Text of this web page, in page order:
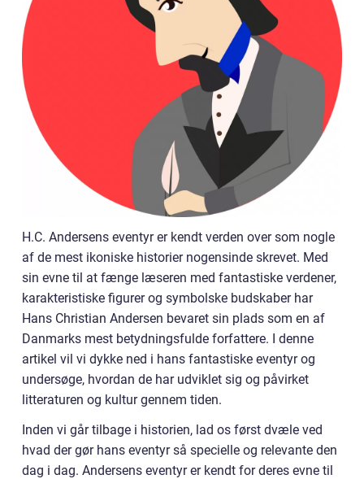
H.C. Andersens eventyr er kendt verden over som nogle
af de mest ikoniske historier nogensinde skrevet. Med
sin evne til at fænge læseren med fantastiske verdener,
karakteristiske figurer og symbolske budskaber har
Hans Christian Andersen bevaret sin plads som en af
Danmarks mest betydningsfulde forfattere. I denne
artikel vil vi dykke ned i hans fantastiske eventyr og
undersøge, hvordan de har udviklet sig og påvirket
litteraturen og kultur gennem tiden.
Inden vi går tilbage i historien, lad os først dvæle ved
hvad der gør hans eventyr så specielle og relevante den
dag i dag. Andersens eventyr er kendt for deres evne til